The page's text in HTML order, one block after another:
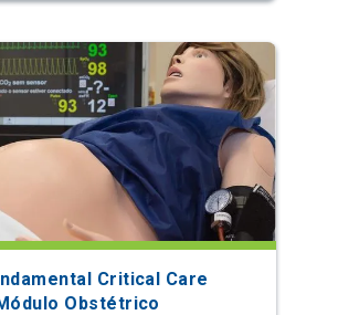
Critical Care
Obstétrico